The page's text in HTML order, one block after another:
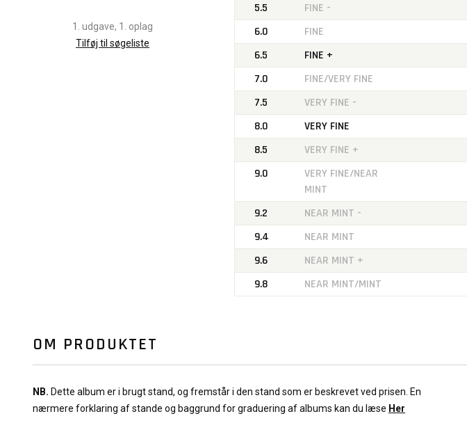
1. udgave, 1. oplag
Tilføj til søgeliste
5.5
FINE -
6.0
FINE
6.5
FINE +
7.0
FINE/VERY FINE
7.5
VERY FINE -
8.0
VERY FINE
8.5
VERY FINE +
9.0
VERY FINE/NEAR
MINT
9.2 NEAR MINT -
9.4
NEAR MINT
9.6
NEAR MINT +
9.8
NEAR MINT/MINT
OM PRODUKTET
NB. Dette album er i brugt stand, og fremstår i den stand som er beskrevet ved prisen. En
nærmere forklaring af stande og baggrund for graduering af albums kan du læse Her